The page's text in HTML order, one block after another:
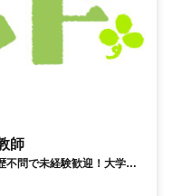
師
問で未経験歓迎！大学生